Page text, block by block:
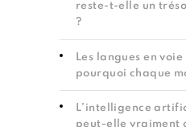
reste-t-elle un
?
Les langues en
pourquoi chaque
L’intelligence
peut-elle vraiment